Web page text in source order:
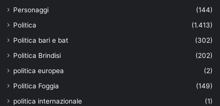
Personaggi
(144)
Politica
(1.413)
Politica bari e bat
(302)
Politica Brindisi
(202)
politica europea
(2)
Politica Foggia
(149)
politica internazionale
(1)